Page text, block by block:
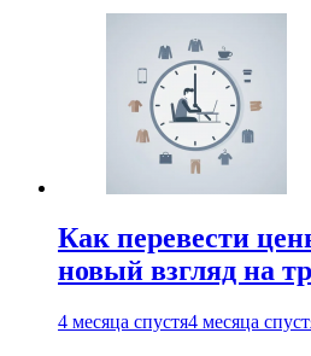
Как перевести
новый взгляд на
4 месяца спустя4 месяца